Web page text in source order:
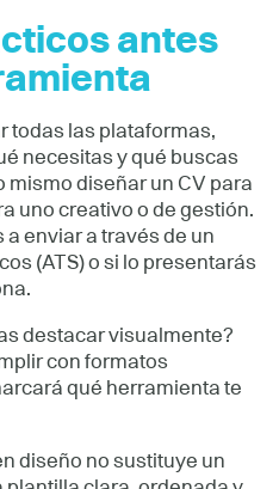
antes
todas las plataformas,
necesitas y qué buscas
mismo diseñar un CV para
uno creativo o de gestión.
a enviar a través de un
(ATS) o si lo presentarás
destacar visualmente?
con formatos
qué herramienta te
diseño no sustituye un